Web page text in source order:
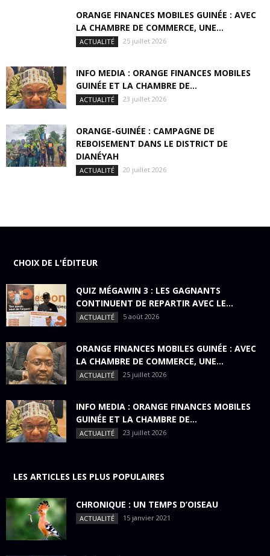
ORANGE FINANCES MOBILES GUINÉE : AVEC
LA CHAMBRE DE COMMERCE, UNE...
ACTUALITÉ 25 juillet 2026
INFO MEDIA : ORANGE FINANCES MOBILES
GUINÉE ET LA CHAMBRE DE...
ACTUALITÉ 23 juillet 2026
ORANGE-GUINÉE : CAMPAGNE DE
REBOISEMENT DANS LE DISTRICT DE
DIANÉYAH
ACTUALITÉ 20 juillet 2026
CHOIX DE L'ÉDITEUR
QUIZ MÉGAWIN 3 : LES GAGNANTS
CONTINUENT DE REPARTIR AVEC LE...
ACTUALITÉ 5 août 2026
ORANGE FINANCES MOBILES GUINÉE : AVEC
LA CHAMBRE DE COMMERCE, UNE...
ACTUALITÉ 25 juillet 2026
INFO MEDIA : ORANGE FINANCES MOBILES
GUINÉE ET LA CHAMBRE DE...
ACTUALITÉ 23 juillet 2026
LES ARTICLES LES PLUS POPULAIRES
CHRONIQUE : UN TEMPS D’OISEAU
ACTUALITÉ 15 janvier 2021